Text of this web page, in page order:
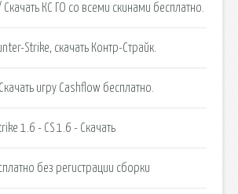
Скачать КС ГО со всеми скинами бесплатно.
Strike, скачать Контр-Страйк.
игру Cashflow бесплатно.
1.6 - CS 1.6 - Скачать
без регистрации сборки